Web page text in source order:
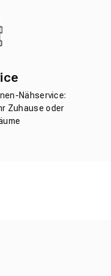
Nähservice:
Zuhause oder